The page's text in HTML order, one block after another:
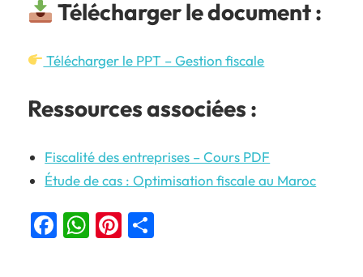
Télécharger le document :
Télécharger le PPT – Gestion fiscale
Ressources associées :
Fiscalité des entreprises – Cours PDF
Étude de cas : Optimisation fiscale au Maroc
Facebook
WhatsApp
Pinterest